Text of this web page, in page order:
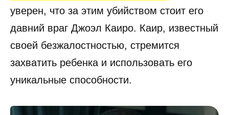
уверен, что за этим убийством стоит его
давний враг Джоэл Каиро. Каир, известный
своей безжалостностью, стремится
захватить ребенка и использовать его
уникальные способности.